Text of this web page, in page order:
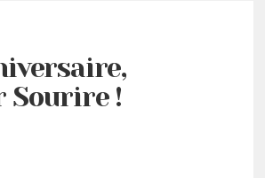
Sourire !